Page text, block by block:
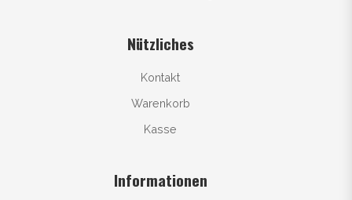
Nützliches
Kontakt
Warenkorb
Kasse
Informationen